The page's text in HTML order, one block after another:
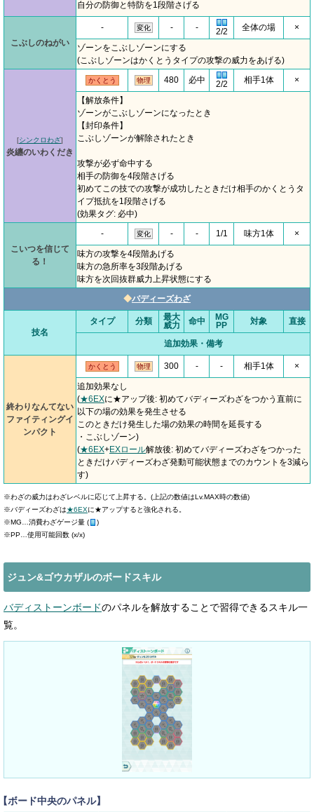
自分の防御と特防を1段階さげる
こぶしのねがい
- 変化 - - 2/2 全体の場 ×
ゾーンをこぶしゾーンにする
(こぶしゾーンはかくとうタイプの攻撃の威力をあげる)
[シンクロわざ]
炎纏のいわくだき
かくとう 物理 480 必中 2/2 相手1体 ×
【解放条件】
ゾーンがこぶしゾーンになったとき
【封印条件】
こぶしゾーンが解除されたとき
攻撃が必ず命中する
相手の防御を4段階さげる
初めてこの技での攻撃が成功したときだけ相手のかくとうタ
イプ抵抗を1段階さげる
(効果タグ: 必中)
こいつを信じて
る！
- 変化 - - 1/1 味方1体 ×
味方の攻撃を4段階あげる
味方の急所率を3段階あげる
味方を次回抜群威力上昇状態にする
◆バディーズわざ
技名
タイプ 分類
最大
威力
命中
MG
PP
対象 直接
追加効果・備考
終わりなんてない
ファイティングイ
ンパクト
かくとう 物理 300 - - 相手1体 ×
追加効果なし
(★6EXに★アップ後: 初めてバディーズわざをつかう直前に
以下の場の効果を発生させる
このときだけ発生した場の効果の時間を延長する
・こぶしゾーン)
(★6EX+EXロール解放後: 初めてバディーズわざをつかった
ときだけバディーズわざ発動可能状態までのカウントを3減ら
す)
※わざの威力はわざレベルに応じて上昇する。(上記の数値はLv.MAX時の数値)
※バディーズわざは★6EXに★アップすると強化される。
※MG…消費わざゲージ量 (
)
※PP…使用可能回数 (x/x)
ジュン&ゴウカザルのボードスキル
バディストーンボードのパネルを解放することで習得できるスキル一
覧。
ボード中央のパネル】